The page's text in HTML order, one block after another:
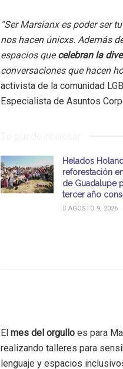
“Ser Marsianx es poder ser
nos hacen únicxs. Además
espacios quecelebran la
conversaciones que hacen
activista de la comunidad
Especialista de Asuntos
Te puede interesar
Helados
reforestación
de Guadalupe
tercer año
AGOSTO 9, 2026
El mes del orgullo es para
realizando talleres para
lenguaje y espacios